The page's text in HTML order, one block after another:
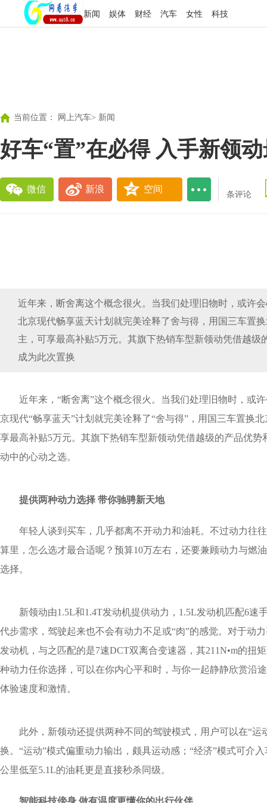
新闻 娱体 财经 汽车 女性 科技
当前位置： 网上汽车> 新闻
好车“置”在必得 入手新领
微信 新浪 空间
条评论
近年来，断舍离这个概念很火。当我们处理旧物时，或许
北京现代畅享蓝天计划就完美诠释了舍与得，用国三车置
主，可享最高补贴5万元。其旗下热销车型新领动凭借越级
成为此次置换
近年来，“断舍离”这个概念很火。当我们处理旧物时，或
京现代“畅享蓝天”计划就完美诠释了“舍与得”，用国三车置换
享最高补贴5万元。其旗下热销车型新领动凭借越级的产品优
动中的心动之选。
提供两种动力选择 带你驰骋新天地
年轻人谈到买车，几乎都离不开动力和油耗。不过动力往
算里，怎么选才最合适呢？预算10万左右，还要兼顾动力与燃
选择。
新领动由1.5L和1.4T发动机提供动力，1.5L发动机匹配6速
代步需求，驾驶起来也不会有动力不足或“肉”的感觉。对于动
发动机，与之匹配的是7速DCT双离合变速器，其211N•m的扭
种动力任你选择，可以在你内心平和时，与你一起静静欣赏沿
体验速度和激情。
此外，新领动还提供两种不同的驾驶模式，用户可以在“运
换。“运动”模式偏重动力输出，颇具运动感；“经济”模式可介
公里低至5.1L的油耗更是直接秒杀同级。
智能科技傍身 做有温度更懂你的出行伙伴